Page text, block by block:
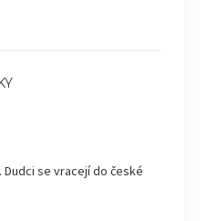
Dudci se vracejí do české